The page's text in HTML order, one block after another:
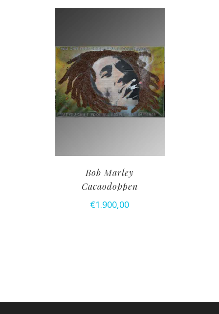
WINKELWAGEN
Bob Marley
Cacaodoppen
€1.900,00